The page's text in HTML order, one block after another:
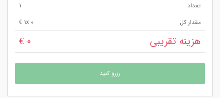
تعداد
1
مقدار کل
1x 0 €
هزینه تقریبی 0 €
رزرو کنید